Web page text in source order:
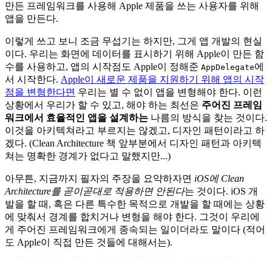
만든 프레임워크를 사용해 Apple 제품을 쓰는 사용자를 위해
앱을 만든다.
이렇게 쓰고 보니 조금 무섭기는 하지만, 그게 앱 개발의 현실
이다. 우리는 화면에 데이터를 표시하기 위해 Apple이 만든 함
수를 사용하고, 앱의 시작점도 Apple이 정해준 AppDelegate에
서 시작한다. Apple이 새로운 제품을 지원하기 위해 앱의 시작
점을 변형한다면 우리는 별 수 없이 앱을 변형해야 한다. 이런
상황에서 우리가 할 수 있고, 해야 하는 최선은 주어진 프레임
워크에서 효율적인 앱을 설계하는 나름의 방식을 찾는 것이다.
이것을 아키텍쳐라고 부르지는 않겠고, 디자인 패턴이라고 하
겠다. (Clean Architecture 책 앞부분에서 디자인 패턴과 아키텍
쳐는 명확한 경계가 없다고 말했지만...)
아무튼, 지금까지 필자의 주장을 요약하자면 iOS에 Clean
Architecture를 곧이곧대로 적용하면 안된다는 것이다. iOS 개
발을 할 때, 혹은 다른 특수한 목적으로 개발을 할 때에는 상황
에 맞춰서 경계를 합치거나 변형을 해야 한다. 그것이 우리에
게 주어진 프레임워크에게 종속되는 일이더라도 말이다 (적어
도 Apple이 직접 만든 것들에 대해서는).